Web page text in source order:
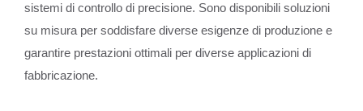
sistemi di controllo di precisione. Sono disponibili soluzioni
su misura per soddisfare diverse esigenze di produzione e
garantire prestazioni ottimali per diverse applicazioni di
fabbricazione.